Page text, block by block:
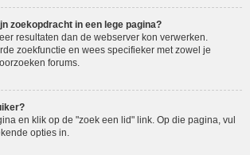
zoekopdracht in een lege pagina?
resultaten dan de webserver kon verwerken.
zoekfunctie en wees specifieker met zowel je
forums.
en klik op de "zoek een lid" link. Op die pagina, vul
opties in.